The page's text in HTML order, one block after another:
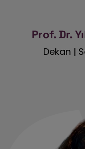
Prof. Dr.
Dekan |